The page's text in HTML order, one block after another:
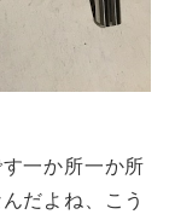
一か所一か所
だよね、こう